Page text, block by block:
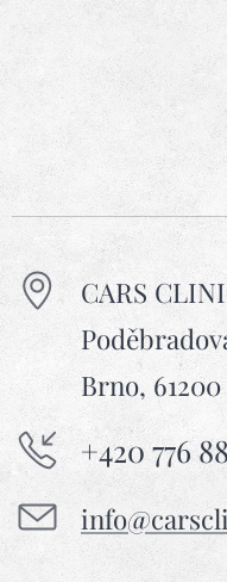
CARS
Brno, 61200
+420 776